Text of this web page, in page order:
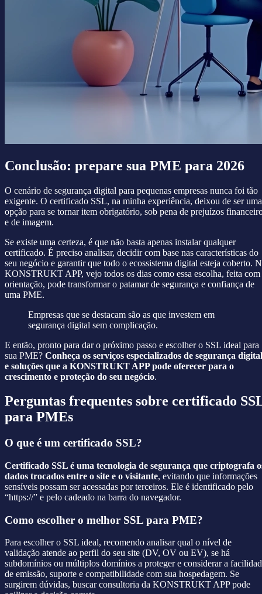
Conclusão: prepare sua PME para 2026
O cenário de segurança digital para pequenas empresas nunca foi tão
exigente. O certificado SSL, na minha experiência, deixou de ser uma
opção para se tornar item obrigatório, sob pena de prejuízos
e de imagem.
Se existe uma certeza, é que não basta apenas instalar qualquer
certificado. É preciso analisar, decidir com base nas características do
seu negócio e garantir que todo o ecossistema digital esteja coberto.
KONSTRUKT APP, vejo todos os dias como essa escolha, feita com
orientação, pode transformar o patamar de segurança e confiança de
uma PME.
Empresas que se destacam são as que investem em
segurança digital sem complicação.
E então, pronto para dar o próximo passo e escolher o SSL ideal para
sua PME? Conheça os serviços especializados de segurança digital
e soluções que a KONSTRUKT APP pode oferecer para o
crescimento e proteção do seu negócio.
Perguntas frequentes sobre certificado
para PMEs
O que é um certificado SSL?
Certificado SSL é uma tecnologia de segurança que criptografa
dados trocados entre o site e o visitante, evitando que informações
sensíveis possam ser acessadas por terceiros. Ele é identificado pelo
“https://” e pelo cadeado na barra do navegador.
Como escolher o melhor SSL para PME?
Para escolher o SSL ideal, recomendo analisar qual o nível de
validação atende ao perfil do seu site (DV, OV ou EV), se há
subdomínios ou múltiplos domínios a proteger e considerar a
de emissão, suporte e compatibilidade com sua hospedagem. Se
surgirem dúvidas, buscar consultoria da KONSTRUKT APP pode